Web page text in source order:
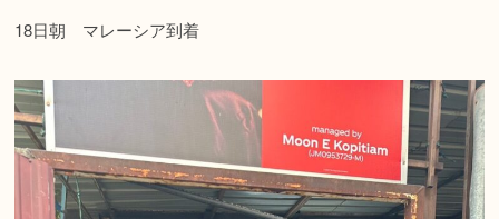
18日朝 マレーシア到着